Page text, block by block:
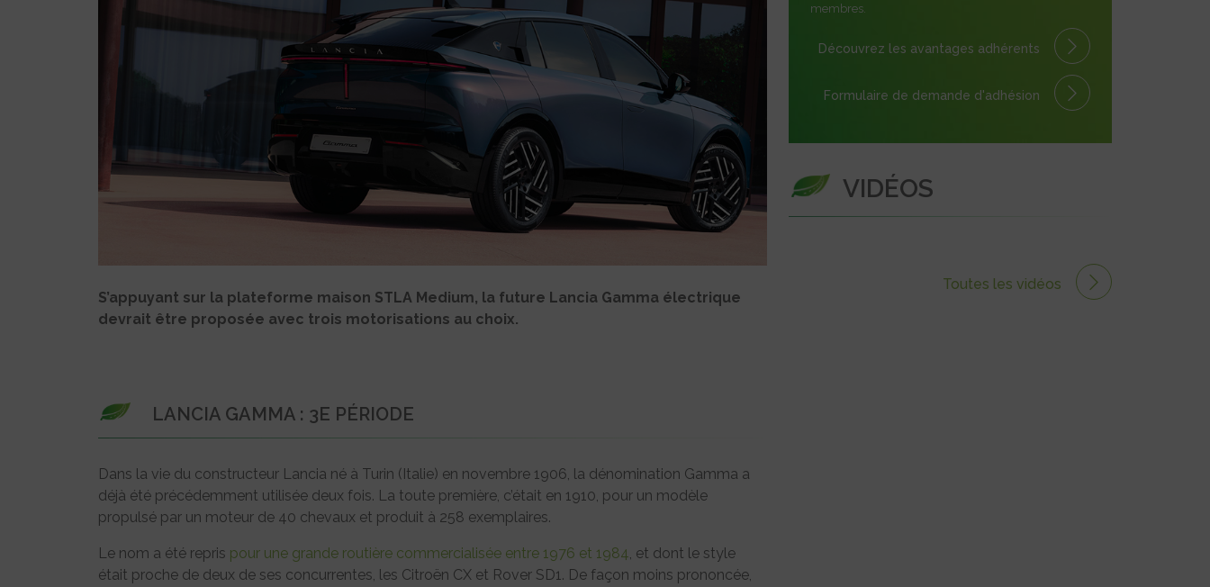
S’appuyant sur la plateforme maison STLA Medium, la future Lancia Gamma électrique
devrait être proposée avec trois motorisations au choix.
LANCIA GAMMA : 3E PÉRIODE
Dans la vie du constructeur Lancia né à Turin (Italie) en novembre 1906, la dénomination Gamma a
déjà été précédemment utilisée deux fois. La toute première, c’était en 1910, pour un modèle
propulsé par un moteur de 40 chevaux et produit à 258 exemplaires.
Le nom a été repris pour une grande routière commercialisée entre 1976 et 1984, et dont le style
était proche de deux de ses concurrentes, les Citroën CX et Rover SD1. De façon moins prononcée,
membres.
Découvrez les avantages adhérents
Formulaire de demande d'adhésion
VIDÉOS
Toutes les vidéos